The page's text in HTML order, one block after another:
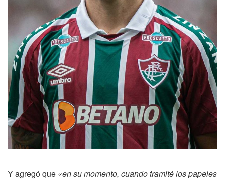
Y agregó que «en su momento, cuando tramité los papeles